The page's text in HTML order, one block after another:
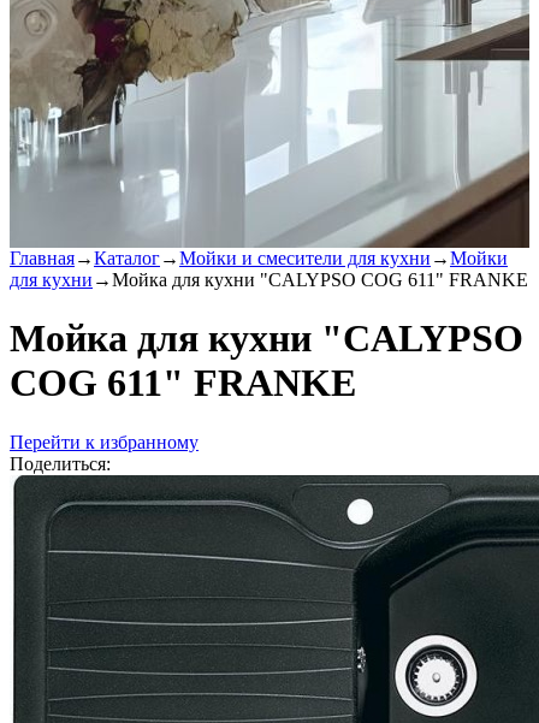
Главная→Каталог→Мойки и смесители для кухни →Мойки
для кухни →Мойка для кухни "CALYPSO COG 611" FRANKE
Мойка для кухни "CALYPSO
COG 611" FRANKE
Перейти к избранному
Поделиться: